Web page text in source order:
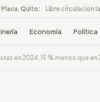
Placa, Quito: Libre circulacion
Economía Política
en 2024, 15 % menos que en